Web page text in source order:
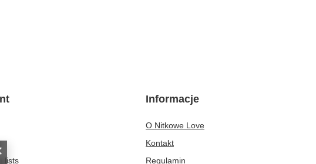
lists
Informacje
O Nitkowe Love
Kontakt
Regulamin